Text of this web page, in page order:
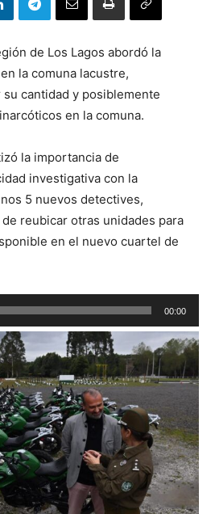
de Los Lagos abordó la
la comuna lacustre,
cantidad y posiblemente
en la comuna.
la importancia de
investigativa con la
5 nuevos detectives,
reubicar otras unidades para
en el nuevo cuartel de
00:00